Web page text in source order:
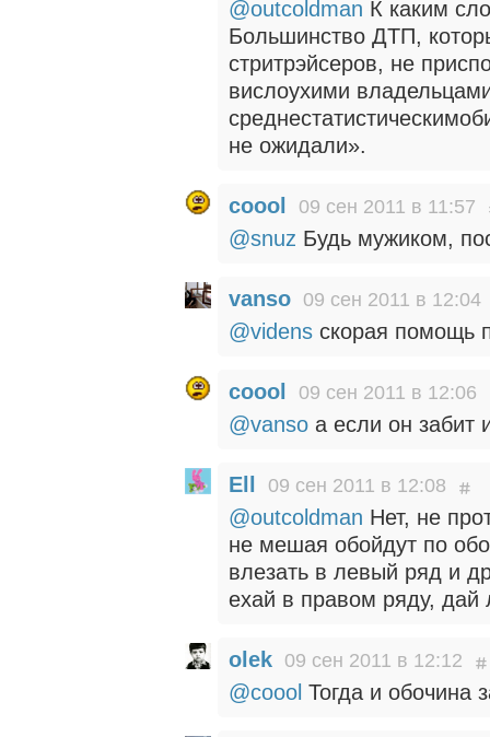
@outcoldman К каким
Большинство ДТП,
стритрэйсеров, не
вислоухими
не ожидали».
coool 09 сен 2011 в 11:57
@snuz Будь мужиком,
vanso 09 сен 2011 в 12:04
@videns скорая помощь
coool 09 сен 2011 в 12:06
@vanso а если он забит
Ell 09 сен 2011 в 12:08
@outcoldman Нет, не
не мешая обойдут по
влезать в левый ряд и
ехай в правом ряду, дай
olek 09 сен 2011 в 12:12
@coool Тогда и обочина